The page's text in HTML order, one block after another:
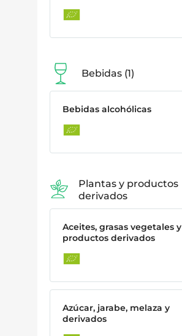
Bebidas 1
Bebidas alcohólicas
Plantas y productos
derivados
Aceites, grasas vegetales y
productos derivados
Azúcar, jarabe, melaza y
derivados